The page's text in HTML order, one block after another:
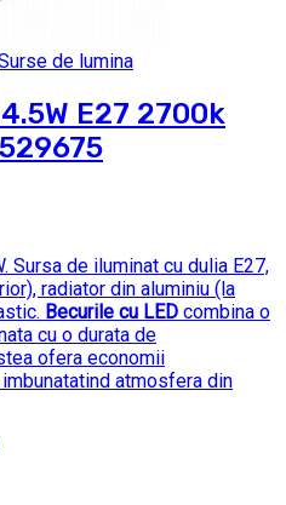
de lumina
E27 2700k
Sursa de iluminat cu dulia E27,
radiator din aluminiu (la
Becurile cu LED combina o
cu o durata de
ofera economii
atmosfera din